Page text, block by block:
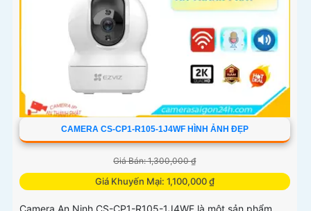
CAMERA CS-CP1-R105-1J4WF HÌNH ẢNH ĐẸP
Giá Bán: 1,300,000 ₫
Giá Khuyến Mại: 1,100,000 ₫